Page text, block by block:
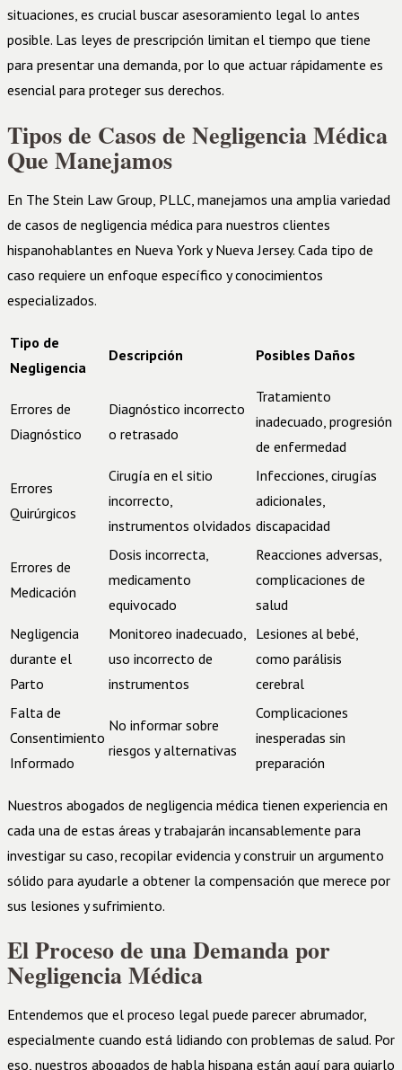
situaciones, es crucial buscar asesoramiento legal lo antes
posible. Las leyes de prescripción limitan el tiempo que tiene
para presentar una demanda, por lo que actuar rápidamente es
esencial para proteger sus derechos.
Tipos de Casos de Negligencia Médica
Que Manejamos
En The Stein Law Group, PLLC, manejamos una amplia variedad
de casos de negligencia médica para nuestros clientes
hispanohablantes en Nueva York y Nueva Jersey. Cada tipo de
caso requiere un enfoque específico y conocimientos
especializados.
Tipo de
Negligencia
Descripción Posibles Daños
Errores de
Diagnóstico
Diagnóstico incorrecto
o retrasado
Tratamiento
inadecuado, progresión
de enfermedad
Errores
Quirúrgicos
Cirugía en el sitio
incorrecto,
instrumentos olvidados
Infecciones, cirugías
adicionales,
discapacidad
Errores de
Medicación
Dosis incorrecta,
medicamento
equivocado
Reacciones adversas,
complicaciones de
salud
Negligencia
durante el
Parto
Monitoreo inadecuado,
uso incorrecto de
instrumentos
Lesiones al bebé,
como parálisis
cerebral
Falta de
Consentimiento
Informado
No informar sobre
riesgos y alternativas
Complicaciones
inesperadas sin
preparación
Nuestros abogados de negligencia médica tienen experiencia en
cada una de estas áreas y trabajarán incansablemente para
investigar su caso, recopilar evidencia y construir un argumento
sólido para ayudarle a obtener la compensación que merece por
sus lesiones y sufrimiento.
El Proceso de una Demanda por
Negligencia Médica
Entendemos que el proceso legal puede parecer abrumador,
especialmente cuando está lidiando con problemas de salud. Por
eso, nuestros abogados de habla hispana están aquí para guiarlo